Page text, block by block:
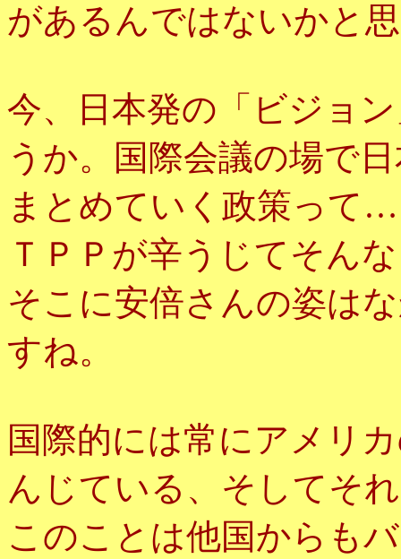
があるんではないかと
今、日本発の「ビジョ
うか。国際会議の場で
まとめていく政策って
ＴＰＰが辛うじてそん
そこに安倍さんの姿は
すね。
国際的には常にアメリ
んじている、そしてそ
このことは他国からも